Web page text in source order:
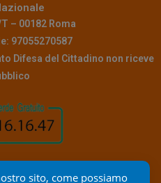
– 00182 Roma
97055270587
Difesa del Cittadino non riceve
sito, come possiamo